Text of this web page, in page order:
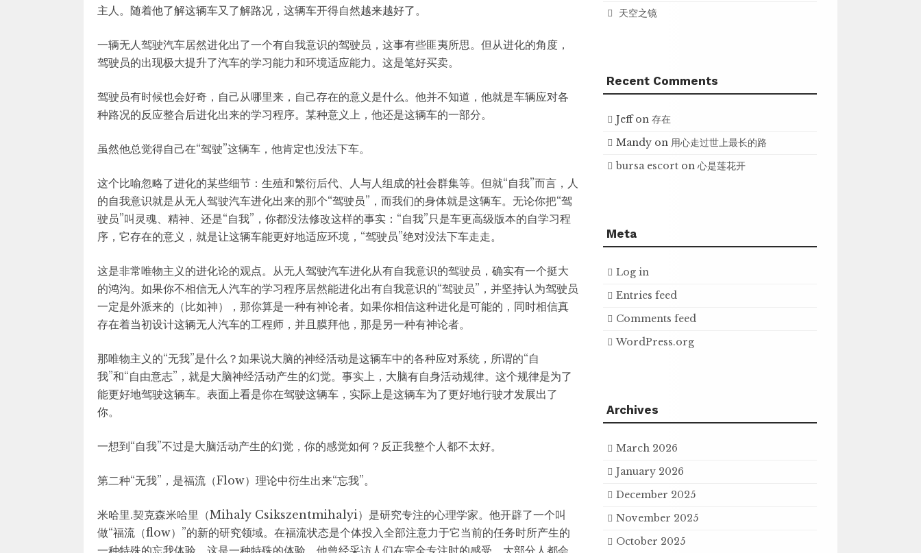
主人。随着他了解这辆车又了解路况，这辆车开得自然越来越好了。
一辆无人驾驶汽车居然进化出了一个有自我意识的驾驶员，这事有些匪夷所思。但从进化的角度，
驾驶员的出现极大提升了汽车的学习能力和环境适应能力。这是笔好买卖。
驾驶员有时候也会好奇，自己从哪里来，自己存在的意义是什么。他并不知道，他就是车辆应对各
种路况的反应整合后进化出来的学习程序。某种意义上，他还是这辆车的一部分。
虽然他总觉得自己在“驾驶”这辆车，他肯定也没法下车。
这个比喻忽略了进化的某些细节：生殖和繁衍后代、人与人组成的社会群集等。但就“自我”而言，人
的自我意识就是从无人驾驶汽车进化出来的那个“驾驶员”，而我们的身体就是这辆车。无论你把“驾
驶员”叫灵魂、精神、还是“自我”，你都没法修改这样的事实：“自我”只是车更高级版本的自学习程
序，它存在的意义，就是让这辆车能更好地适应环境，“驾驶员”绝对没法下车走走。
这是非常唯物主义的进化论的观点。从无人驾驶汽车进化从有自我意识的驾驶员，确实有一个挺大
的鸿沟。如果你不相信无人汽车的学习程序居然能进化出有自我意识的“驾驶员”，并坚持认为驾驶员
一定是外派来的（比如神），那你算是一种有神论者。如果你相信这种进化是可能的，同时相信真
存在着当初设计这辆无人汽车的工程师，并且膜拜他，那是另一种有神论者。
那唯物主义的“无我”是什么？如果说大脑的神经活动是这辆车中的各种应对系统，所谓的“自
我”和“自由意志”，就是大脑神经活动产生的幻觉。事实上，大脑有自身活动规律。这个规律是为了
能更好地驾驶这辆车。表面上看是你在驾驶这辆车，实际上是这辆车为了更好地行驶才发展出了
你。
一想到“自我”不过是大脑活动产生的幻觉，你的感觉如何？反正我整个人都不太好。
第二种“无我”，是福流（Flow）理论中衍生出来“忘我”。
米哈里.契克森米哈里（Mihaly Csikszentmihalyi）是研究专注的心理学家。他开辟了一个叫
做“福流（flow）”的新的研究领域。在福流状态是个体投入全部注意力于它当前的任务时所产生的
一种特殊的忘我体验。这是一种特殊的体验。他曾经采访人们在完全专注时的感受。大部分人都会
天空之镜
Recent Comments
Jeffon存在
Mandy on 用心走过世上最长的路
bursa escort on心是莲花开
Meta
Log in
Entries feed
Comments feed
WordPress.org
Archives
March 2026
January 2026
December 2025
November 2025
October 2025